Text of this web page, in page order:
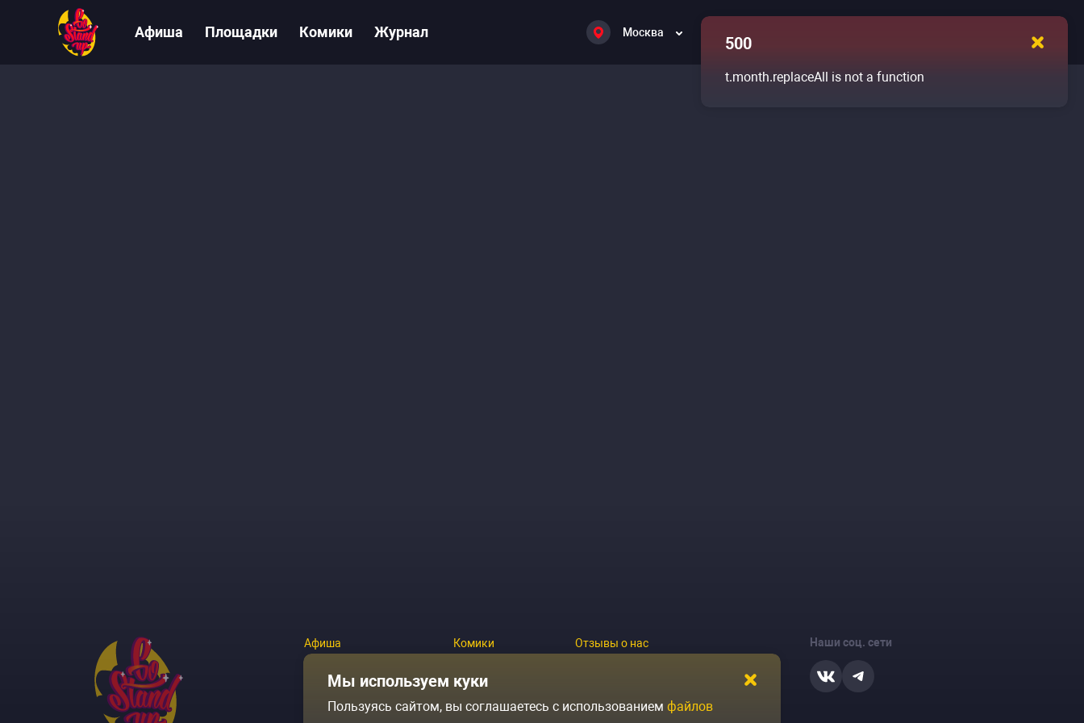
Афиша Площадки Комики Журнал Москва
Афиша
Площадки
Архив событий
Комики
Журнал
Контакты
Отзывы о нас
Политика конфиденциальности
Условия продажи
Наши соц. сети
500
t.month.replaceAll is not a function
Мы используем куки
Пользуясь сайтом, вы соглашаетесь с использованием файлов